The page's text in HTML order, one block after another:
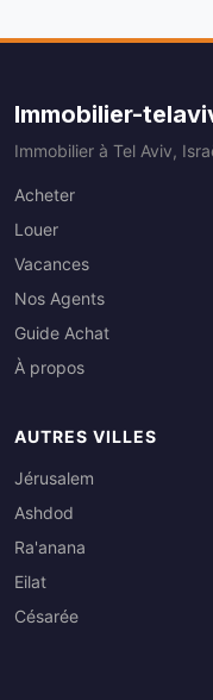
Immobilier-
Immobilier à Tel Aviv,
Acheter
Louer
Vacances
Nos Agents
Guide Achat
À propos
AUTRES VILLES
Jérusalem
Ashdod
Ra'anana
Eilat
Césarée